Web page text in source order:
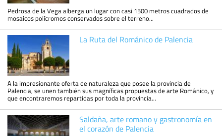
Pedrosa de la Vega alberga un lugar con casi 1500 metros cuadrados de
mosaicos polícromos conservados sobre el terreno...
La Ruta del Románico de Palencia
A la impresionante oferta de naturaleza que posee la provincia de
Palencia, se unen también sus magníficas propuestas de arte Románico, y
que encontraremos repartidas por toda la provincia...
Saldaña, arte romano y gastronomía en
el corazón de Palencia